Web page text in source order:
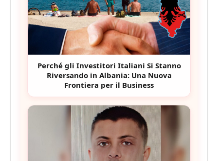
Perché gli Investitori Italiani Si Stanno
Riversando in Albania: Una Nuova
Frontiera per il Business